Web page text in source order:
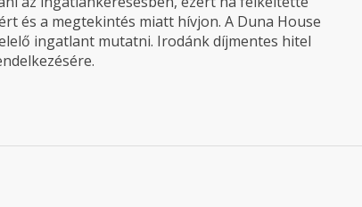
és a megtekintés miatt hívjon. A Duna House
ingatlant mutatni. Irodánk díjmentes hitel